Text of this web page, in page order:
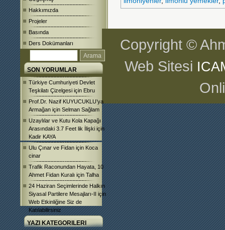
Hakkımızda
Projeler
Basında
Ders Dokümanları
SON YORUMLAR
Türkiye Cumhuriyeti Devlet
Teşkilatı Çizelgesi için Ebru
Prof.Dr. Nazif KUYUCUKLU’ya
Armağan için Selman Sağlam
Uzaylılar ve Kutu Kola Kapağı
Arasındaki 3.7 Feet lik İlişki için
Kadir KAYA
Ulu Çınar ve Fidan için Koca
cinar
Trafik Raconundan Hayata, 10
Ahmet Fidan Kuralı için Talha
24 Haziran Seçimlerinde Halkın
Siyasal Partilere Mesajları-II için
Web Etkinliğine Siz de
Katılabilirsiniz
YAZI KATEGORILERI
Copyright ©
Web Sitesi